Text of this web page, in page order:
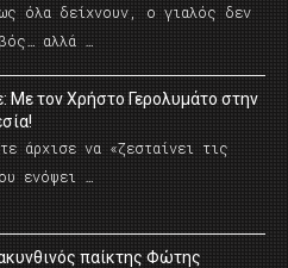
όλα δείχνουν, ο γιαλός δεν
αλλά …
Με τον Χρήστο Γερολυμάτο στην
άρχισε να «ζεσταίνει τις
ενόψει …
παίκτης Φώτης